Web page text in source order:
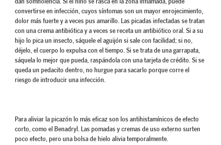
dan somnolencia. Si el niño se rasca en la zona inflamada, puede
convertirse en infección, cuyos síntomas son un mayor enrojecimiento,
dolor más fuerte y a veces pus amarillo. Las picadas infectadas se tratan
con una crema antibiótica y a veces se receta un antibiótico oral. Si a su
hijo lo pica un insecto, sáquele el aguijón si sale con facilidad; si no,
déjelo, el cuerpo lo expulsa con el tiempo. Si se trata de una garrapata,
sáquela lo mejor que pueda, raspándola con una tarjeta de crédito. Si se
queda un pedacito dentro, no hurgue para sacarlo porque corre el
riesgo de introducir una infección.
Para aliviar la picazón lo más eficaz son los antihistamínicos de efecto
corto, como el Benadryl. Las pomadas y cremas de uso externo surten
poco efecto, pero una bolsa de hielo alivia temporalmente.